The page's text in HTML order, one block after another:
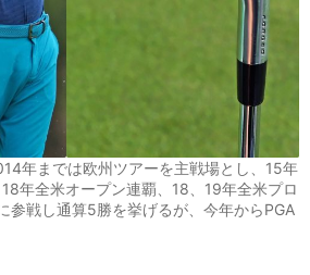
年までは欧州ツアーを主戦場とし、15年
年全米オープン連覇、18、19年全米プロ
参戦し通算5勝を挙げるが、今年からPGA